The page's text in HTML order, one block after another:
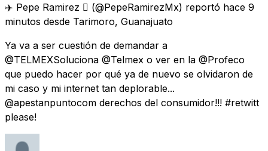
✈️ Pepe Ramirez  (@PepeRamirezMx) reportó hace 9
minutos desde Tarimoro, Guanajuato
Ya va a ser cuestión de demandar a
@TELMEXSoluciona @Telmex o ver en la @Profeco
que puedo hacer por qué ya de nuevo se olvidaron de
mi caso y mi internet tan deplorable...
@apestanpuntocom derechos del consumidor!!! #retwitt
please!